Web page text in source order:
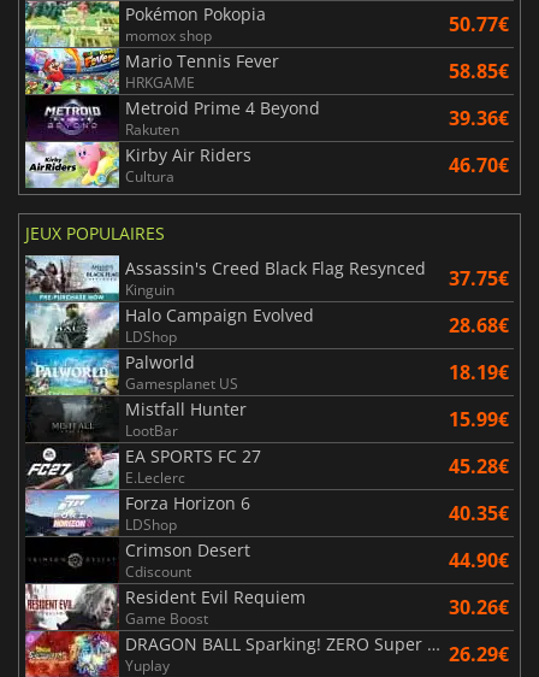
Pokémon Pokopia
momox shop 50.77€
Mario Tennis Fever
HRKGAME 58.85€
Metroid Prime 4 Beyond
Rakuten 39.36€
Kirby Air Riders
Cultura 46.70€
JEUX POPULAIRES
Assassin's Creed Black Flag Resynced
Kinguin 37.75€
Halo Campaign Evolved
LDShop 28.68€
Palworld
Gamesplanet US 18.19€
Mistfall Hunter
LootBar 15.99€
EA SPORTS FC 27
E.Leclerc 45.28€
Forza Horizon 6
LDShop 40.35€
Crimson Desert
Cdiscount 44.90€
Resident Evil Requiem
Game Boost 30.26€
DRAGON BALL Sparking! ZERO Super Limit Breaking NEO
Yuplay 26.29€